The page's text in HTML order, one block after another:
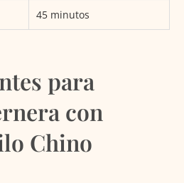
45 minutos
para
con
Chino